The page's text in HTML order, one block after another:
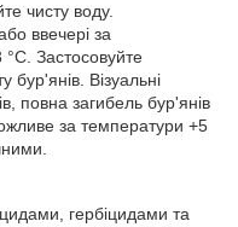
чисту воду.
ввечері за
Застосовуйте
бур'янів. Візуальні
повна загибель бур'янів
за температури +5
гербіцидами та